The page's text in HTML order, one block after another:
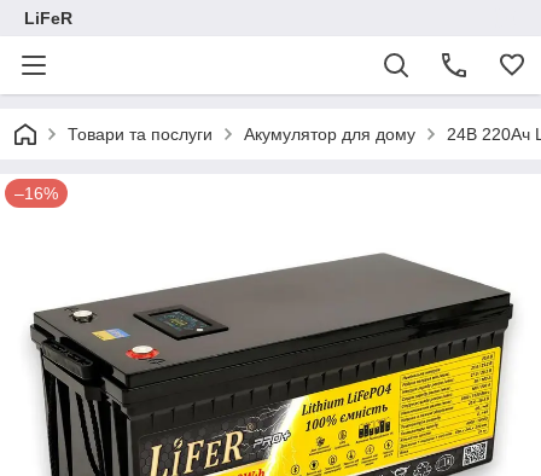
LiFeR
Товари та послуги Акумулятор для дому 24В 220Ач
–16%